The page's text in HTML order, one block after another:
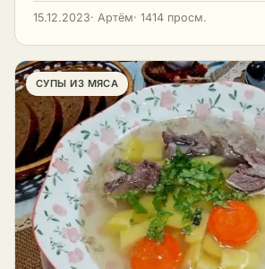
15.12.2023· Артём· 1414 просм.
СУПЫ ИЗ МЯСА